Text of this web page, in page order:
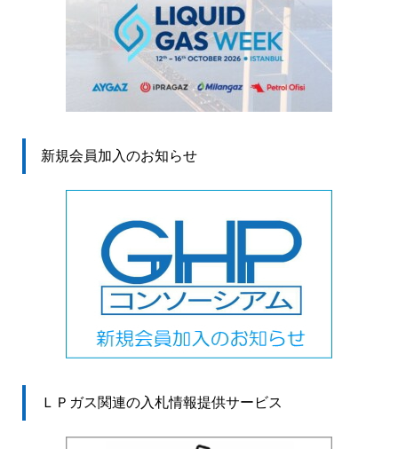
新規会員加入のお知らせ
ＬＰガス関連の入札情報提供サービス